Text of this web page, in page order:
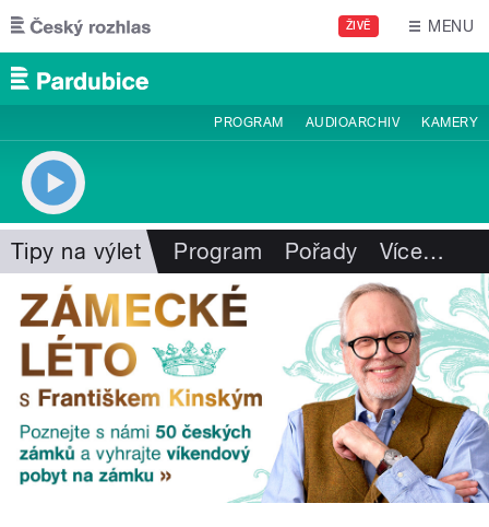
Přejít k hlavnímu obsahu
ŽIVĚ MENU
PROGRAM AUDIOARCHIV KAMERY
Tipy na výlet Program Pořady Více…